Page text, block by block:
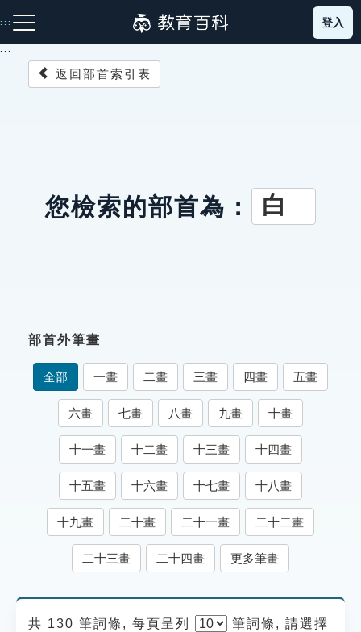
到
主
:::
成語故事
索引選單
知識索引
單字索引
生命大百科索引
遊戲專區
貓頭鷹博士
登入
:::
返回部首索引表
您檢索的部首為： 白
部首外筆畫
全部 一畫 二畫 三畫 四畫 五畫
六畫 七畫 八畫 九畫 十畫
十一畫 十二畫 十三畫 十四畫
十五畫 十六畫 十七畫 十八畫
十九畫 二十畫 二十一畫 二十二畫
二十三畫 二十四畫 更多筆畫
共 130 筆詞條, 每頁呈列 筆詞條, 請選擇